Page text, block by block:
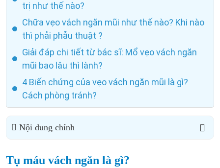
trị như thế nào?
Chữa vẹo vách ngăn mũi như thế nào? Khi nào
thì phải phẫu thuật ?
Giải đáp chi tiết từ bác sĩ: Mổ vẹo vách ngăn
mũi bao lâu thì lành?
4 Biến chứng của vẹo vách ngăn mũi là gì?
Cách phòng tránh?
Nội dung chính
Tụ máu vách ngăn là gì?